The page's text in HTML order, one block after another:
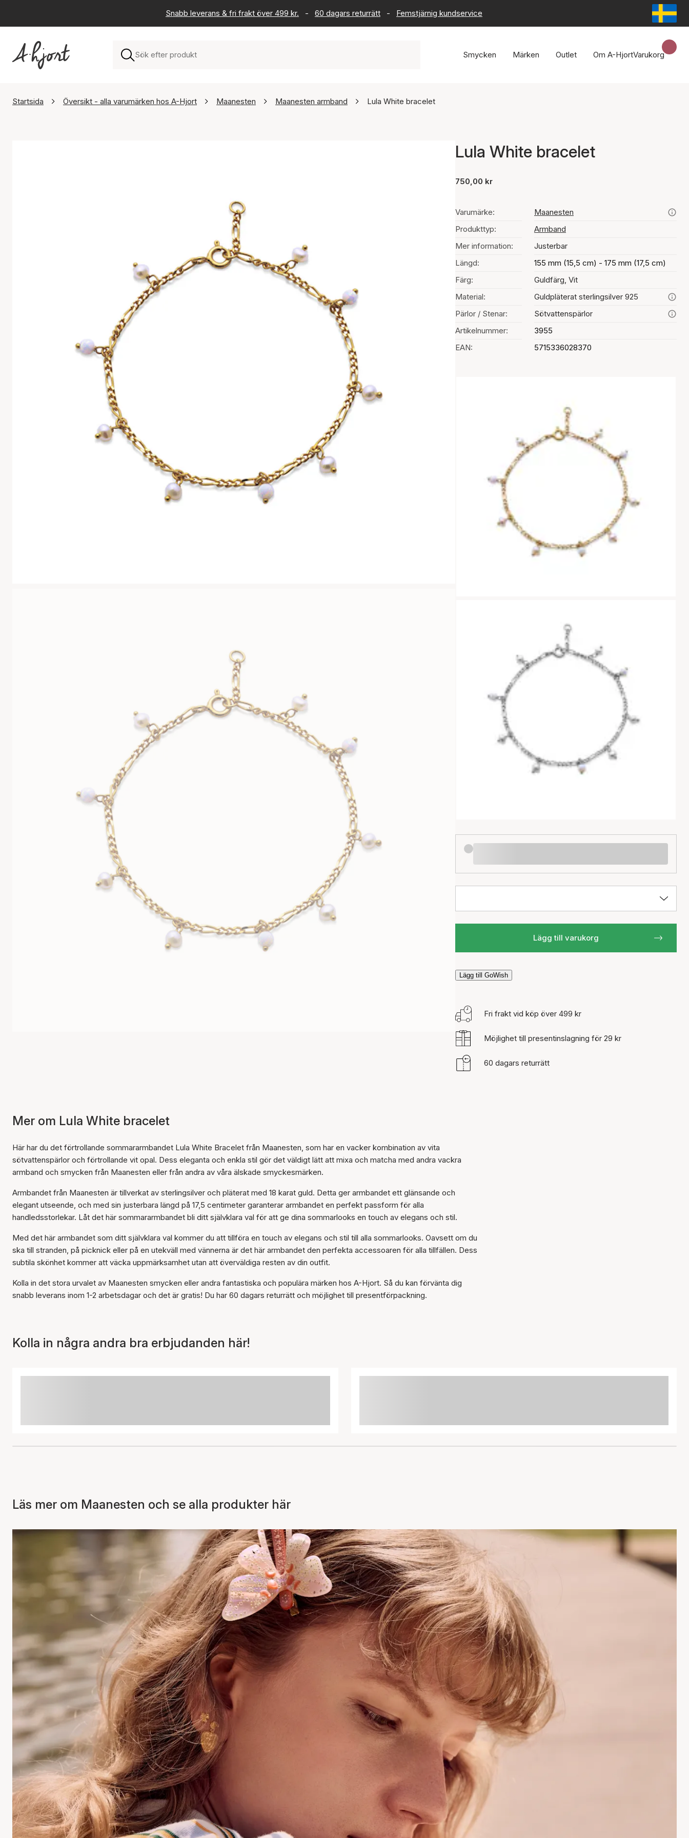
Snabb leverans & fri frakt över 499 kr. - 60 dagars returrätt - Femstjärnig kundservice
Smycken Märken Outlet Om A-HjortVarukorg
Startsida Översikt - alla varumärken hos A-Hjort Maanesten Maanesten armband Lula White bracelet
Lula White bracelet
750,00 kr
Varumärke:
Maanesten
Produkttyp:
Armband
Mer information:
Justerbar
Längd:
155 mm (15,5 cm) - 175 mm (17,5 cm)
Färg:
Guldfärg, Vit
Material:
Guldpläterat sterlingsilver 925
Pärlor / Stenar:
Sötvattenspärlor
Artikelnummer:
3955
EAN:
5715336028370
Lägg till varukorg
Lägg till GoWish
Artikeln har lagts till i
korgen
Fri frakt vid köp över 499 kr
Möjlighet till presentinslagning för 29 kr
60 dagars returrätt
Mer om Lula White bracelet
Här har du det förtrollande sommararmbandet Lula White Bracelet från Maanesten, som har en vacker kombination av vita
sötvattenspärlor och förtrollande vit opal. Dess eleganta och enkla stil gör det väldigt lätt att mixa och matcha med andra vackra
armband och smycken från Maanesten eller från andra av våra älskade smyckesmärken.
Armbandet från Maanesten är tillverkat av sterlingsilver och pläterat med 18 karat guld. Detta ger armbandet ett glänsande och
elegant utseende, och med sin justerbara längd på 17,5 centimeter garanterar armbandet en perfekt passform för alla
handledsstorlekar. Låt det här sommararmbandet bli ditt självklara val för att ge dina sommarlooks en touch av elegans och stil.
Med det här armbandet som ditt självklara val kommer du att tillföra en touch av elegans och stil till alla sommarlooks. Oavsett om du
ska till stranden, på picknick eller på en utekväll med vännerna är det här armbandet den perfekta accessoaren för alla tillfällen. Dess
subtila skönhet kommer att väcka uppmärksamhet utan att överväldiga resten av din outfit.
Kolla in det stora urvalet av Maanesten smycken eller andra fantastiska och populära märken hos A-Hjort. Så du kan förvänta dig
snabb leverans inom 1-2 arbetsdagar och det är gratis! Du har 60 dagars returrätt och möjlighet till presentförpackning.
Kolla in några andra bra erbjudanden här!
Läs mer om Maanesten och se alla produkter här